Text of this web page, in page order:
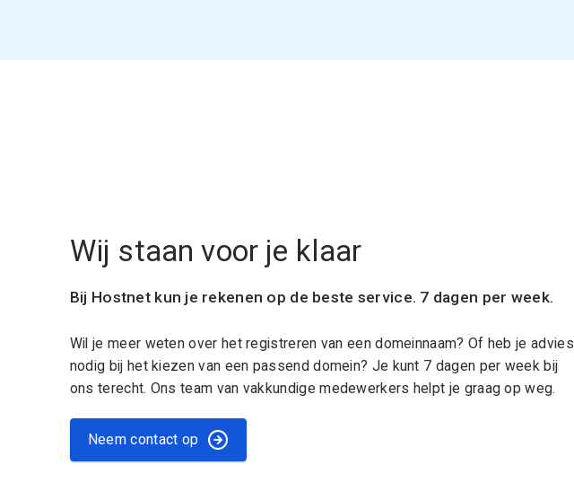
Wij staan voor je klaar
Bij Hostnet kun je rekenen op de beste service. 7 dagen per week.
Wil je meer weten over het registreren van een domeinnaam? Of heb je advies
nodig bij het kiezen van een passend domein? Je kunt 7 dagen per week bij
ons terecht. Ons team van vakkundige medewerkers helpt je graag op weg.
Neem contact op